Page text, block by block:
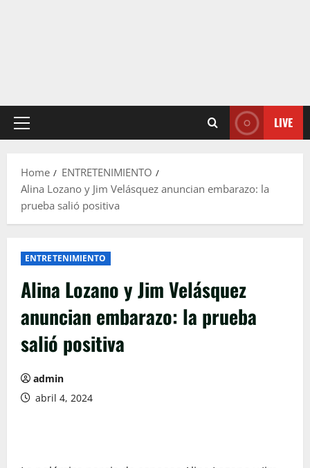
Primary
LIVE
Home
ENTRETENIMIENTO
Alina Lozano y Jim Velásquez anuncian embarazo: la
prueba salió positiva
ENTRETENIMIENTO
Alina Lozano y Jim Velásquez
anuncian embarazo: la prueba
salió positiva
admin
abril 4, 2024